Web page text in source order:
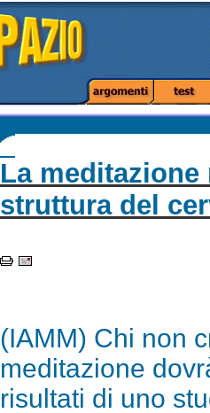
La
struttura del
(IAMM) Chi non
meditazione
risultati di uno